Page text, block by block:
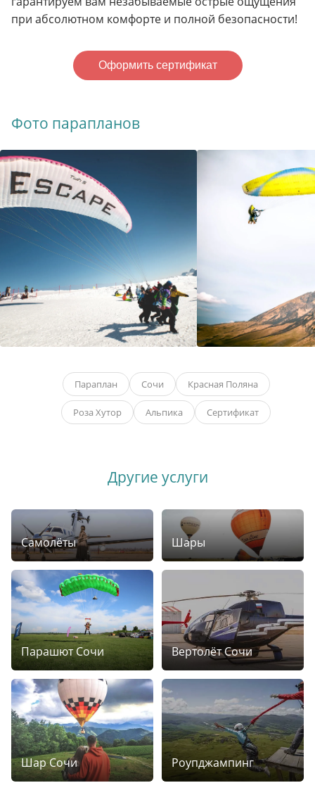
при абсолютном комфорте и полной безопасности!
Оформить сертификат
Фото парапланов
Параплан Сочи Красная Поляна
Роза Хутор Альпика Сертификат
Другие услуги
Самолёты Шары
Парашют Сочи Вертолёт Сочи
Шар Сочи Роупджампинг